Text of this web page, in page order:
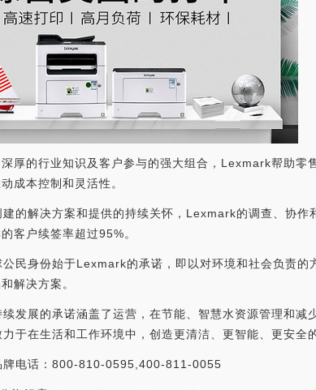
厚的行业知识及客户参与的强大组合，Lexmark帮助
成本控制和灵活性。
的解决方案和提供的持续关怀，Lexmark的调查、协
客户续签率超过95%。
民身份始于Lexmark的承诺，即以对环境和社会负责
解决方案。
发展的承诺涵盖了运营，在节能、智慧水资源管理和
于在生活和工作环境中，创造更清洁、更智能、更安全
牌电话：800-810-0595,400-811-0055